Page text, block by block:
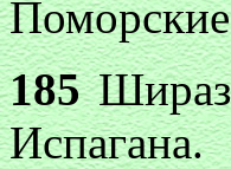
185Шираз
Испагана.